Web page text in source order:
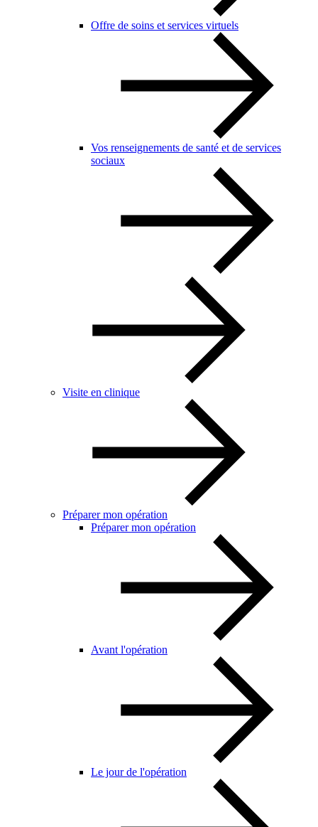
Offre de soins et services virtuels
Vos renseignements de santé et de services
sociaux
Visite en clinique
Préparer mon opération
Préparer mon opération
Avant l'opération
Le jour de l'opération